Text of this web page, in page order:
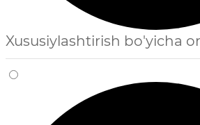
Xususiylashtirish bo'yicha